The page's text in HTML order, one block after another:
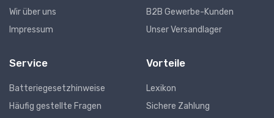
Wir über uns
Impressum
B2B Gewerbe-Kunden
Unser Versandlager
Service
Batteriegesetzhinweise
Häufig gestellte Fragen
Vorteile
Lexikon
Sichere Zahlung